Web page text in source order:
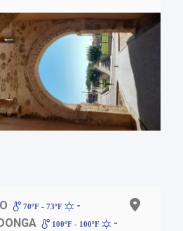
70ºF - 73ºF
-
100ºF - 100ºF
-